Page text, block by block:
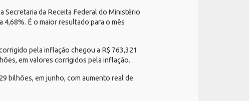
Secretaria da Receita Federal do Ministério
É o maior resultado para o mês
pela inflação chegou a R$ 763,321
em valores corrigidos pela inflação.
bilhões, em junho, com aumento real de